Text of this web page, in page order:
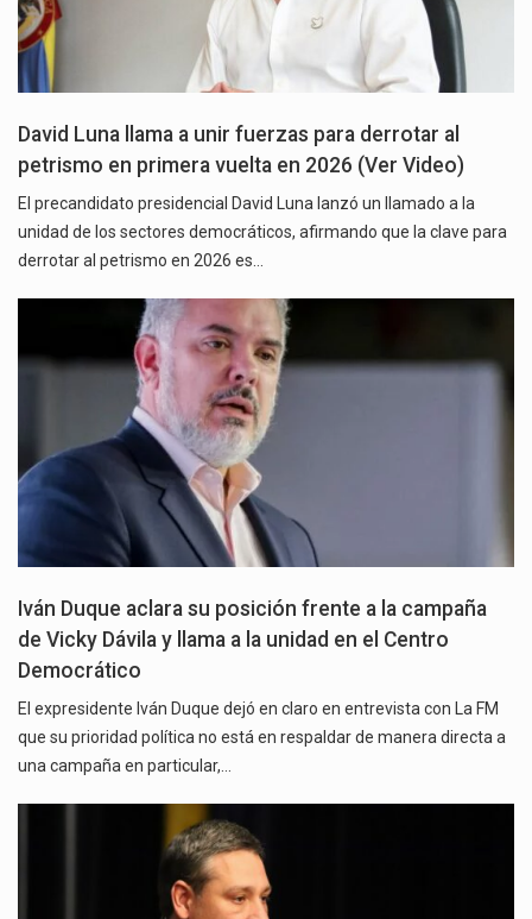
David Luna llama a unir fuerzas para derrotar al
petrismo en primera vuelta en 2026 (Ver Video)
El precandidato presidencial David Luna lanzó un llamado a la
unidad de los sectores democráticos, afirmando que la clave para
derrotar al petrismo en 2026 es…
Iván Duque aclara su posición frente a la campaña
de Vicky Dávila y llama a la unidad en el Centro
Democrático
El expresidente Iván Duque dejó en claro en entrevista con La FM
que su prioridad política no está en respaldar de manera directa a
una campaña en particular,…